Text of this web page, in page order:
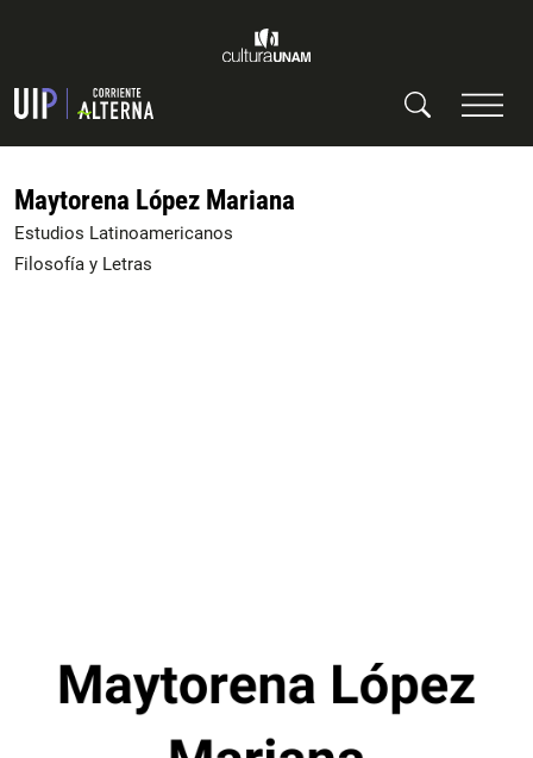
Maytorena López Mariana
Estudios Latinoamericanos
Filosofía y Letras